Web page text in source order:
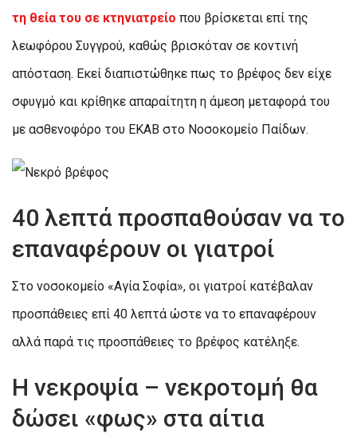
τη θεία του σε κτηνιατρείο που βρίσκεται επί της
λεωφόρου Συγγρού, καθώς βρισκόταν σε κοντινή
απόσταση. Εκεί διαπιστώθηκε πως το βρέφος δεν είχε
σφυγμό και κρίθηκε απαραίτητη η άμεση μεταφορά του
με ασθενοφόρο του ΕΚΑΒ στο Νοσοκομείο Παίδων.
40 λεπτά προσπαθούσαν να το
επαναφέρουν οι γιατροί
Στο νοσοκομείο «Αγία Σοφία», οι γιατροί κατέβαλαν
προσπάθειες επί 40 λεπτά ώστε να το επαναφέρουν
αλλά παρά τις προσπάθειες το βρέφος κατέληξε.
Η νεκροψία – νεκροτομή θα
δώσει «φως» στα αίτια